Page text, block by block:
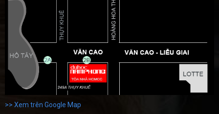
>> Xem trên Google Map